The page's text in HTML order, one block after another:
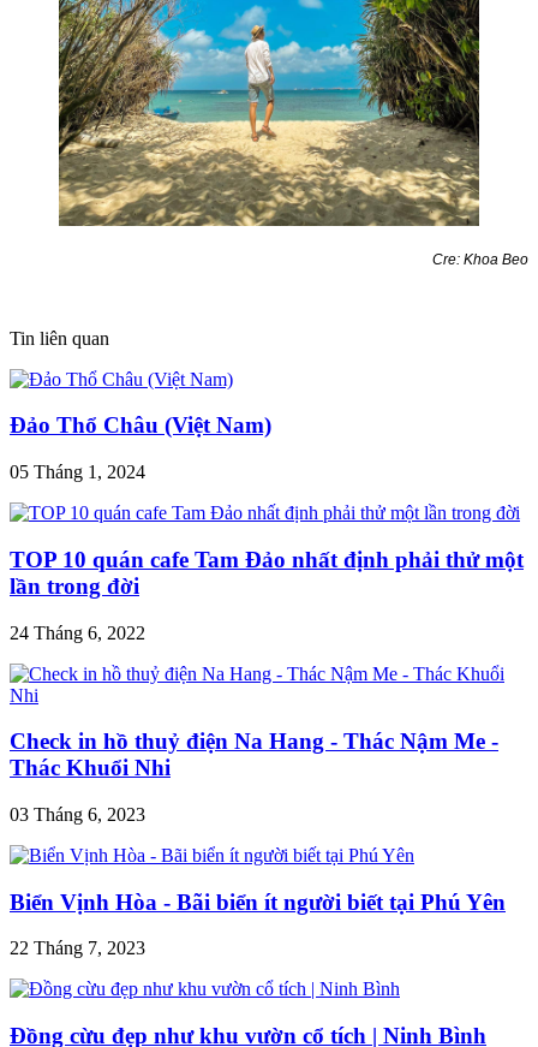
Cre: Khoa Beo
Tin liên quan
Đảo Thổ Châu (Việt Nam)
05 Tháng 1, 2024
TOP 10 quán cafe Tam Đảo nhất định phải thử một
lần trong đời
24 Tháng 6, 2022
Check in hồ thuỷ điện Na Hang - Thác Nậm Me -
Thác Khuổi Nhi
03 Tháng 6, 2023
Biển Vịnh Hòa - Bãi biển ít người biết tại Phú Yên
22 Tháng 7, 2023
Đồng cừu đẹp như khu vườn cổ tích | Ninh Bình